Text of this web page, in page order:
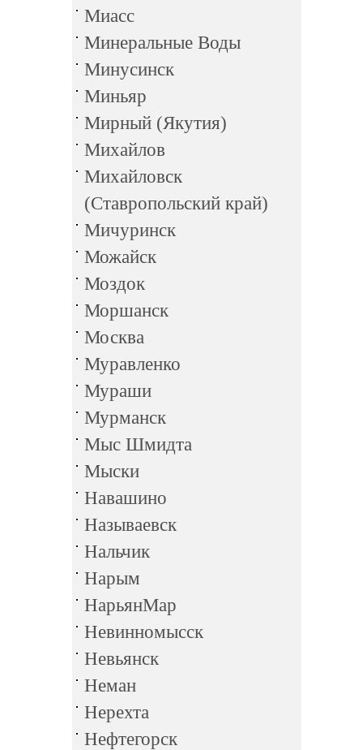
Миасс
Минеральные Воды
Минусинск
Миньяр
Мирный (Якутия)
Михайлов
Михайловск
(Ставропольский край)
Мичуринск
Можайск
Моздок
Моршанск
Москва
Муравленко
Мураши
Мурманск
Мыс Шмидта
Мыски
Навашино
Называевск
Нальчик
Нарым
НарьянМар
Невинномысск
Невьянск
Неман
Нерехта
Нефтегорск